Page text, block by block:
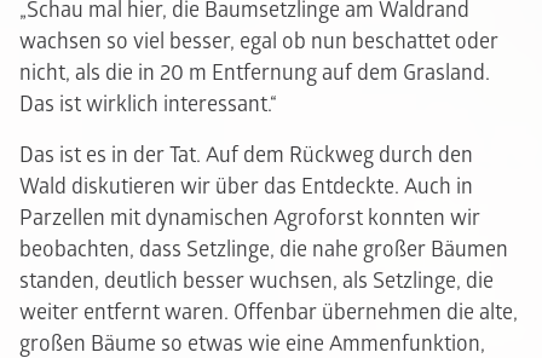
„Schau mal hier, die Baumsetzlinge am Waldrand
wachsen so viel besser, egal ob nun beschattet oder
nicht, als die in 20 m Entfernung auf dem Grasland.
Das ist wirklich interessant.“
Das ist es in der Tat. Auf dem Rückweg durch den
Wald diskutieren wir über das Entdeckte. Auch in
Parzellen mit dynamischen Agroforst konnten wir
beobachten, dass Setzlinge, die nahe großer Bäumen
standen, deutlich besser wuchsen, als Setzlinge, die
weiter entfernt waren. Offenbar übernehmen die alte,
großen Bäume so etwas wie eine Ammenfunktion,